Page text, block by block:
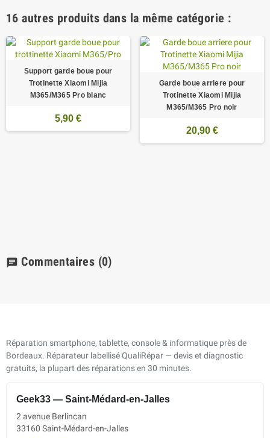
16 autres produits dans la même catégorie :
Support garde boue pour
Trotinette Xiaomi Mijia
M365/M365 Pro blanc
5,90 €
Garde boue arriere pour
Trotinette Xiaomi Mijia
M365/M365 Pro noir
20,90 €
chat Commentaires (0)
Réparation smartphone, tablette, console & informatique près de
Bordeaux. Réparateur labellisé QualiRépar — devis et diagnostic
gratuits, la plupart des réparations en 30 minutes.
Geek33 — Saint-Médard-en-Jalles
2 avenue Berlincan
33160 Saint-Médard-en-Jalles